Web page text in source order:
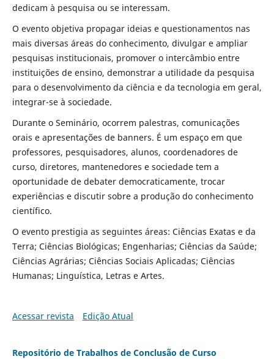
dedicam à pesquisa ou se interessam.
O evento objetiva propagar ideias e questionamentos nas
mais diversas áreas do conhecimento, divulgar e ampliar
pesquisas institucionais, promover o intercâmbio entre
instituições de ensino, demonstrar a utilidade da pesquisa
para o desenvolvimento da ciência e da tecnologia em geral,
integrar-se à sociedade.
Durante o Seminário, ocorrem palestras, comunicações
orais e apresentações de banners. É um espaço em que
professores, pesquisadores, alunos, coordenadores de
curso, diretores, mantenedores e sociedade tem a
oportunidade de debater democraticamente, trocar
experiências e discutir sobre a produção do conhecimento
científico.
O evento prestigia as seguintes áreas: Ciências Exatas e da
Terra; Ciências Biológicas; Engenharias; Ciências da Saúde;
Ciências Agrárias; Ciências Sociais Aplicadas; Ciências
Humanas; Linguística, Letras e Artes.
Acessar revista Edição Atual
Repositório de Trabalhos de Conclusão de Curso